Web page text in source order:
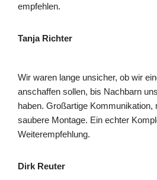
empfehlen.
Tanja Richter
Wir waren lange unsicher, ob wir
anschaffen sollen, bis Nachbarn
haben. Großartige Kommunikation,
saubere Montage. Ein echter
Weiterempfehlung.
Dirk Reuter